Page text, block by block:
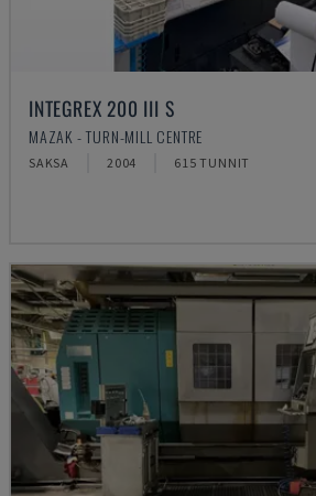
INTEGREX 200 III S
MAZAK - TURN-MILL CENTRE
SAKSA 2004 615 TUNNIT